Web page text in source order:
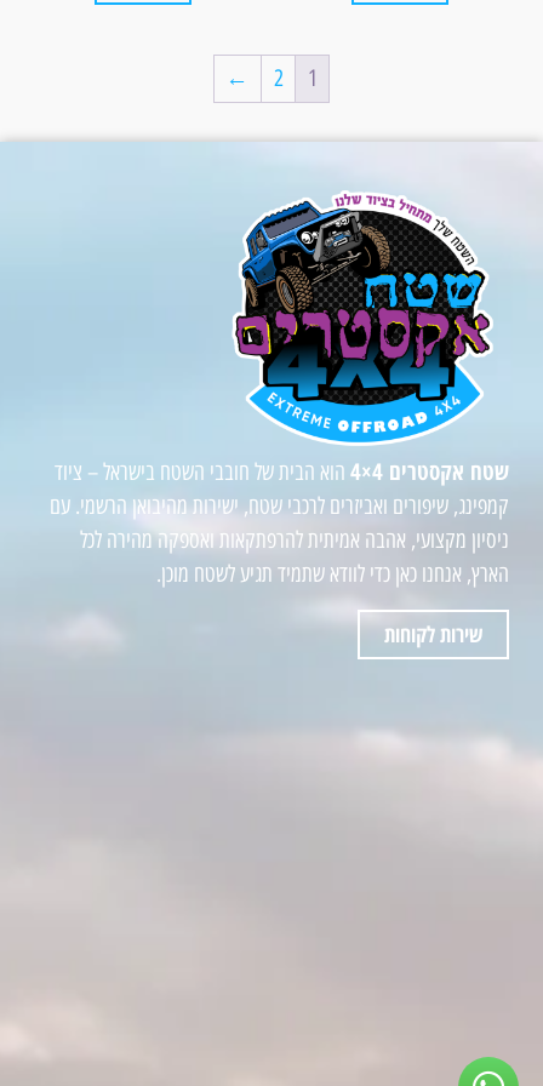
1
2
←
שטח אקסטרים 4×4
הוא הבית של חובבי השטח בישראל – ציוד
קמפינג, שיפורים ואביזרים לרכבי שטח, ישירות מהיבואן הרשמי. עם
ניסיון מקצועי, אהבה אמיתית להרפתקאות ואספקה מהירה לכל
הארץ, אנחנו כאן כדי לוודא שתמיד תגיע לשטח מוכן.
שירות לקוחות